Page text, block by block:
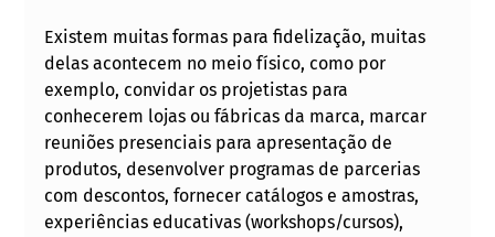
Existem muitas formas para fidelização, muitas
delas acontecem no meio físico, como por
exemplo, convidar os projetistas para
conhecerem lojas ou fábricas da marca, marcar
reuniões presenciais para apresentação de
produtos, desenvolver programas de parcerias
com descontos, fornecer catálogos e amostras,
experiências educativas (workshops/cursos),